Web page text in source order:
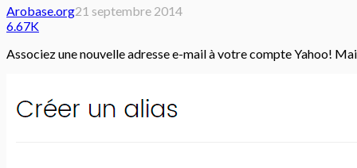
Arobase.org21 septembre 2014
6.67K
Associez une nouvelle adresse e-mail à votre compte Yahoo!